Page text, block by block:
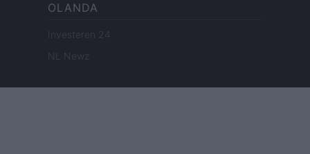
OLANDA
Investeren 24
NL Newz